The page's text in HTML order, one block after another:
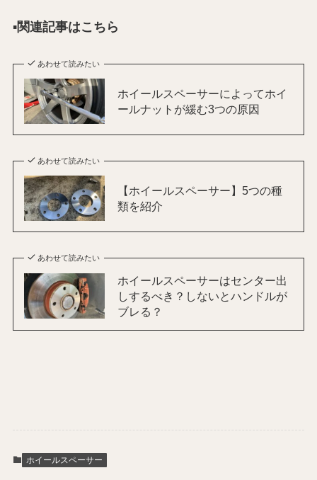
▪️関連記事はこちら
あわせて読みたい
ホイールスペーサーによってホイ
ールナットが緩む3つの原因
あわせて読みたい
【ホイールスペーサー】5つの種
類を紹介
あわせて読みたい
ホイールスペーサーはセンター出
しするべき？しないとハンドルが
ブレる？
ホイールスペーサー